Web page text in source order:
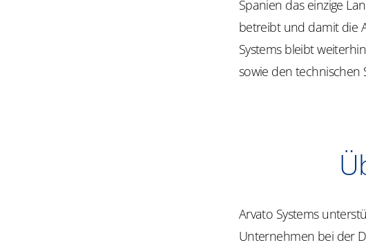
Spanien das einzige
betreibt und damit die
Systems bleibt
sowie den
Arvato Systems
Unternehmen bei der